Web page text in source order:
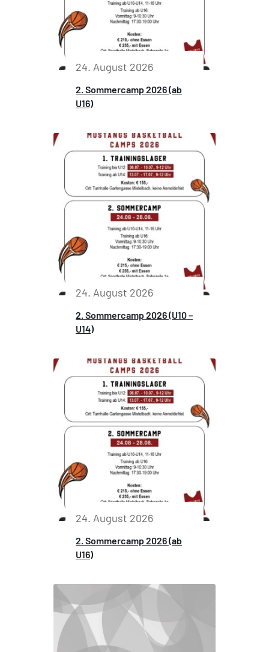
24. August 2026
2. Sommercamp 2026 (ab
U16)
24. August 2026
2. Sommercamp 2026 (U10 –
U14)
24. August 2026
2. Sommercamp 2026 (ab
U16)